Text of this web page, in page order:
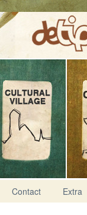
Contact Extra